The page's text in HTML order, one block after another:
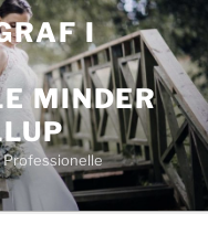
I
MINDER
Professionelle